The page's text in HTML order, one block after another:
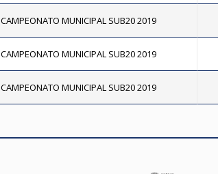
CAMPEONATO MUNICIPAL SUB20 2019
CAMPEONATO MUNICIPAL SUB20 2019
CAMPEONATO MUNICIPAL SUB20 2019